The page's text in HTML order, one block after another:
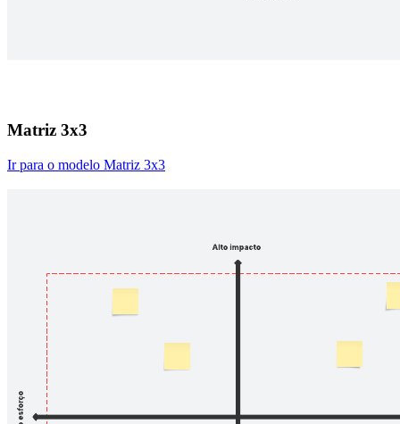
Matriz 3x3
Ir para o modelo Matriz 3x3